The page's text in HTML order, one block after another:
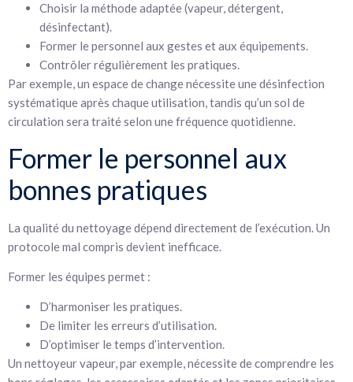
Choisir la méthode adaptée (vapeur, détergent,
désinfectant).
Former le personnel aux gestes et aux équipements.
Contrôler régulièrement les pratiques.
Par exemple, un espace de change nécessite une désinfection
systématique après chaque utilisation, tandis qu’un sol de
circulation sera traité selon une fréquence quotidienne.
Former le personnel aux
bonnes pratiques
La qualité du nettoyage dépend directement de l’exécution. Un
protocole mal compris devient inefficace.
Former les équipes permet :
D’harmoniser les pratiques.
De limiter les erreurs d’utilisation.
D’optimiser le temps d’intervention.
Un nettoyeur vapeur, par exemple, nécessite de comprendre les